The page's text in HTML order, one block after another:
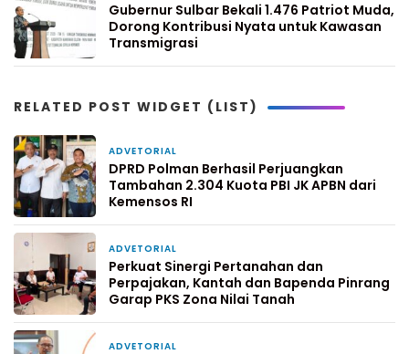
Gubernur Sulbar Bekali 1.476 Patriot Muda,
Dorong Kontribusi Nyata untuk Kawasan
Transmigrasi
RELATED POST WIDGET (LIST)
ADVETORIAL
DPRD Polman Berhasil Perjuangkan
Tambahan 2.304 Kuota PBI JK APBN dari
Kemensos RI
ADVETORIAL
Perkuat Sinergi Pertanahan dan
Perpajakan, Kantah dan Bapenda Pinrang
Garap PKS Zona Nilai Tanah
ADVETORIAL